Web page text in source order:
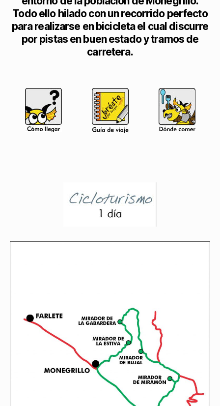
Todo ello hilado con un recorrido perfecto
para realizarse en bicicleta el cual discurre
por pistas en buen estado y tramos de
carretera.